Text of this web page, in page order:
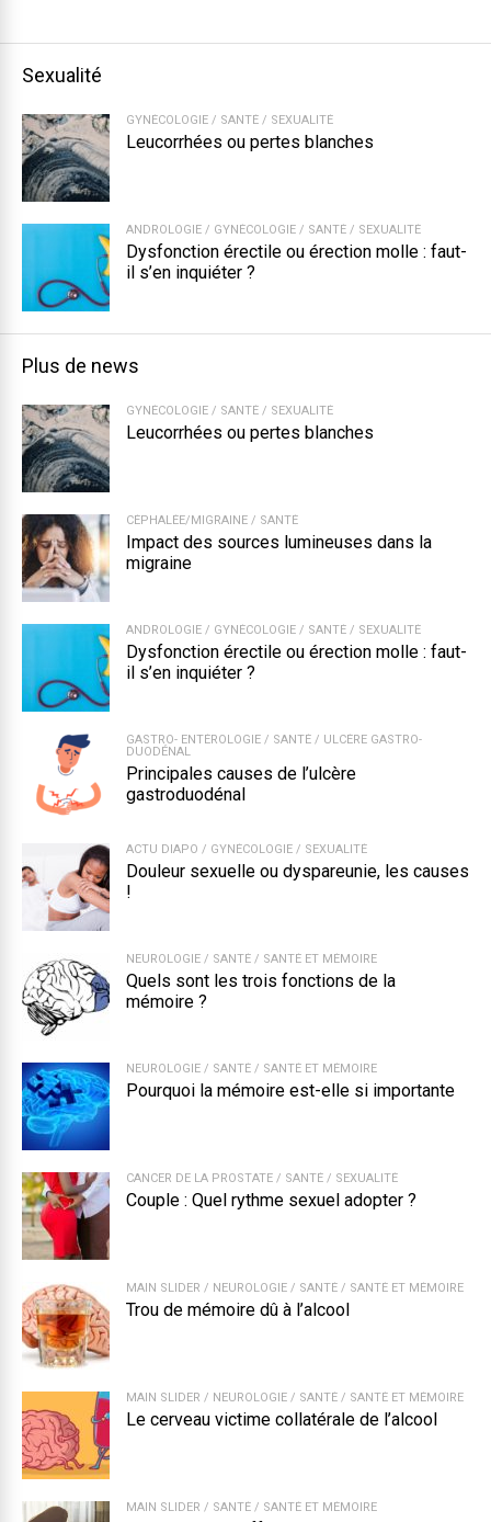
Sexualité
GYNÉCOLOGIE / SANTÉ / SEXUALITÉ
Leucorrhées ou pertes blanches
ANDROLOGIE / GYNÉCOLOGIE / SANTÉ / SEXUALITÉ
Dysfonction érectile ou érection molle : faut-
il s’en inquiéter ?
Plus de news
GYNÉCOLOGIE / SANTÉ / SEXUALITÉ
Leucorrhées ou pertes blanches
CÉPHALÉE/MIGRAINE / SANTÉ
Impact des sources lumineuses dans la
migraine
ANDROLOGIE / GYNÉCOLOGIE / SANTÉ / SEXUALITÉ
Dysfonction érectile ou érection molle : faut-
il s’en inquiéter ?
GASTRO- ENTÉROLOGIE / SANTÉ / ULCÈRE GASTRO-
DUODÉNAL
Principales causes de l’ulcère
gastroduodénal
ACTU DIAPO / GYNÉCOLOGIE / SEXUALITÉ
Douleur sexuelle ou dyspareunie, les causes
!
NEUROLOGIE / SANTÉ / SANTÉ ET MÉMOIRE
Quels sont les trois fonctions de la
mémoire ?
NEUROLOGIE / SANTÉ / SANTÉ ET MÉMOIRE
Pourquoi la mémoire est-elle si importante
CANCER DE LA PROSTATE / SANTÉ / SEXUALITÉ
Couple : Quel rythme sexuel adopter ?
MAIN SLIDER / NEUROLOGIE / SANTÉ / SANTÉ ET MÉMOIRE
Trou de mémoire dû à l’alcool
MAIN SLIDER / NEUROLOGIE / SANTÉ / SANTÉ ET MÉMOIRE
Le cerveau victime collatérale de l’alcool
MAIN SLIDER / SANTÉ / SANTÉ ET MÉMOIRE